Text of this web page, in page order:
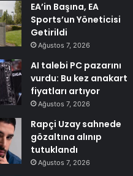
EA’in Başına, EA
Sports’un Yöneticisi
Getirildi
Ağustos 7, 2026
AI talebi PC pazarını
vurdu: Bu kez anakart
fiyatları artıyor
Ağustos 7, 2026
Rapçi Uzay sahnede
gözaltına alınıp
tutuklandı
Ağustos 7, 2026